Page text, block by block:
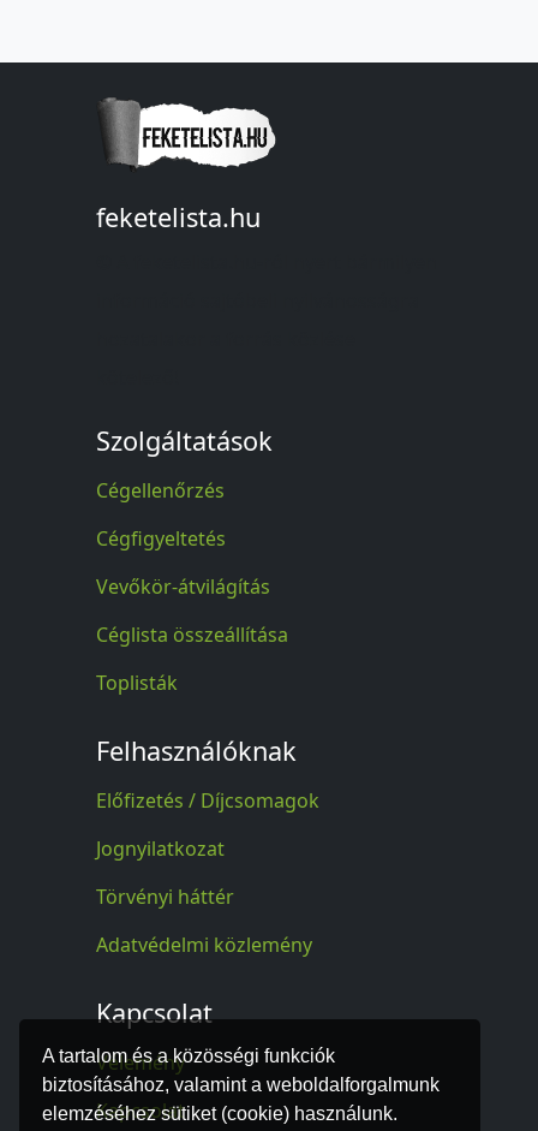
A tartalom és a közösségi funkciók
biztosításához, valamint a weboldalforgalmunk
elemzéséhez sütiket (cookie) használunk.
feketelista.hu
Szolgáltatások
Cégellenőrzés
Cégfigyeltetés
Vevőkör-átvilágítás
Céglista összeállítása
Toplisták
Felhasználóknak
Előfizetés / Díjcsomagok
Jognyilatkozat
Törvényi háttér
Adatvédelmi közlemény
Kapcsolat
Vélemény
Kapcsolat